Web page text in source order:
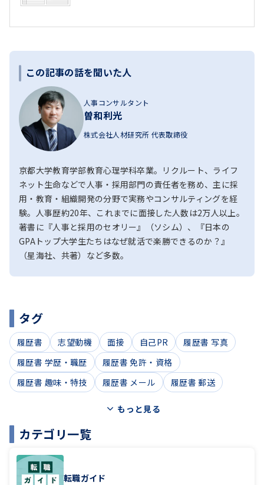
この記事の話を聞いた人
人事コンサルタント
曽和利光
株式会社人材研究所 代表取締役
京都大学教育学部教育心理学科卒業。リクルート、ライフ
ネット生命などで人事・採用部門の責任者を務め、主に採
用・教育・組織開発の分野で実務やコンサルティングを経
験。人事歴約20年、これまでに面接した人数は2万人以上。
著書に『人事と採用のセオリー』（ソシム）、『日本の
GPAトップ大学生たちはなぜ就活で楽勝できるのか？』
（星海社、共著）など多数。
タグ
履歴書 志望動機 面接 自己PR
履歴書 写真
履歴書 学歴・職歴
履歴書 免許・資格
履歴書 趣味・特技
履歴書 メール 履歴書 郵送
もっと見る
カテゴリ一覧
転職ガイド